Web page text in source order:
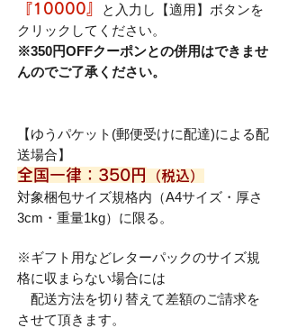
『10000』
と入力し【適用】ボタンを
クリックしてください。
※350円OFFクーポンとの併用はできませ
んのでご了承ください。
【ゆうパケット(郵便受けに配達)による配
送場合】
全国一律：350円 （税込）
対象梱包サイズ規格内（A4サイズ・厚さ
3cm・重量1kg）に限る。
※ギフト用などレターパックのサイズ規
格に収まらない場合には
配送方法を切り替えて差額のご請求を
させて頂きます。